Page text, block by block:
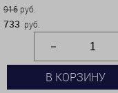
916 руб.
733 руб.
В КОРЗИНУ